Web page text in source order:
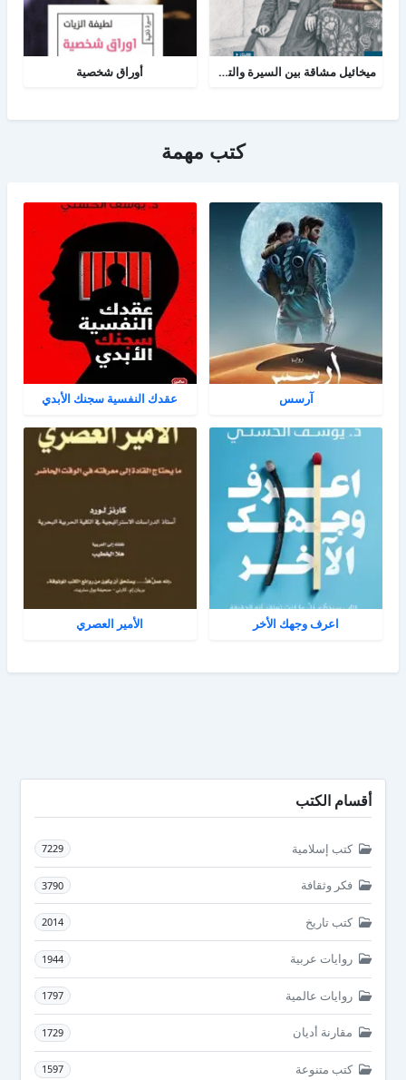
ميخائيل مشاقة بين السيرة والتاريخ أوراق شخصية
كتب مهمة
آرسس عقدك النفسية سجنك الأبدي
اعرف وجهك الأخر الأمير العصري
أقسام الكتب
كتب إسلامية 7229
فكر وثقافة 3790
كتب تاريخ 2014
روايات عربية 1944
روايات عالمية 1797
مقارنة أديان 1729
كتب متنوعة 1597